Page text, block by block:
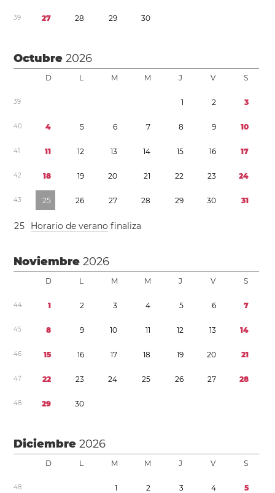
39 27 28 29 30
Octubre2026
D L M M J V S
39 1 2 3
40 4 5 6 7 8 9 10
41 11 12 13 14 15 16 17
42 18 19 20 21 22 23 24
43 25 26 27 28 29 30 31
25 Horario de verano finaliza
Noviembre2026
D L M M J V S
44 1 2 3 4 5 6 7
45 8 9 10 11 12 13 14
46 15 16 17 18 19 20 21
47 22 23 24 25 26 27 28
48 29 30
Diciembre2026
D L M M J V S
48 1 2 3 4 5